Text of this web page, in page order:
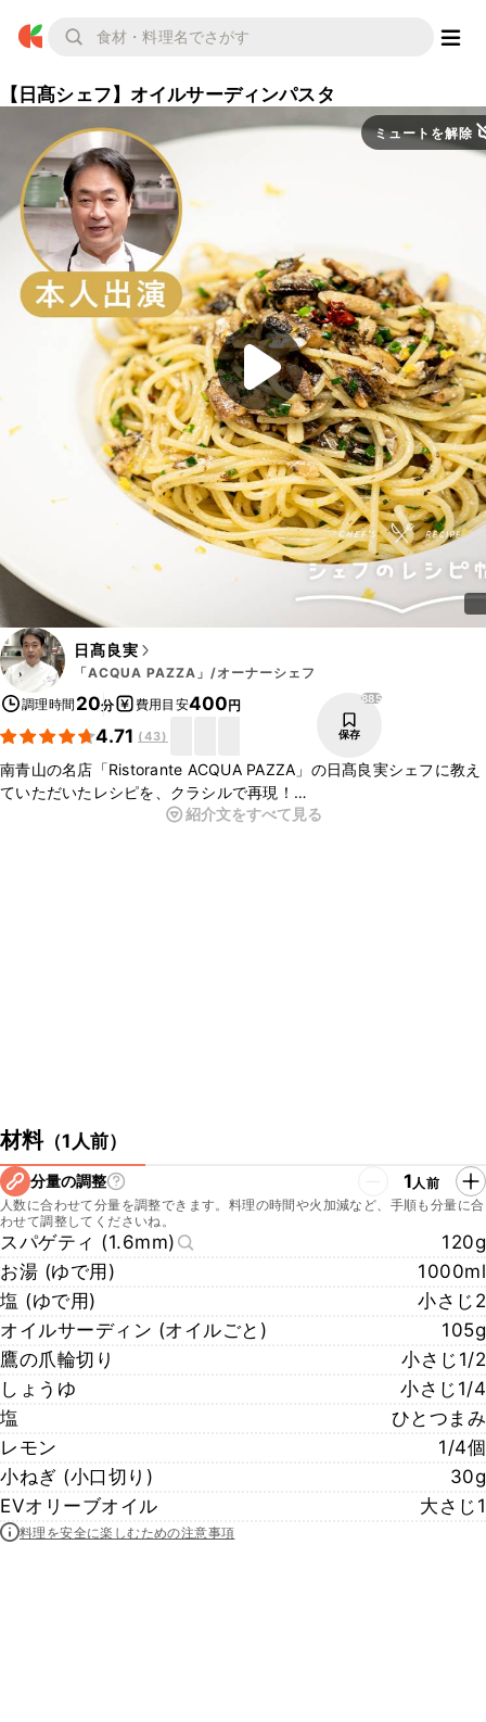
【日髙シェフ】オイルサーディンパスタ
ミュートを解除
日髙良実
「ACQUA PAZZA」/オーナーシェフ
調理時間 20分 費用目安400円
4.71 (43)
885
保存
南青山の名店「Ristorante ACQUA PAZZA」の日髙良実シェフに教え
ていただいたレシピを、クラシルで再現！
今回は、オイルサーディンパスタのご紹介です。日髙シェフ思い出の
ご家庭で作りやすい手順や材料で再現したレシピも公開しております
ので、ぜひチェックしてみてくださいね。
https://www.kurashiru.com/recipes/e8fc8f21-a70f-4713-9429-
fbabdd5662ed
紹介文をすべて見る
材料（1人前）
分量の調整 1人前
人数に合わせて分量を調整できます。料理の時間や火加減など、手順も分量に合
わせて調整してくださいね。
スパゲティ (1.6mm)
120g
お湯 (ゆで用)
1000ml
塩 (ゆで用)
小さじ2
オイルサーディン (オイルごと)
105g
鷹の爪輪切り
小さじ1/2
しょうゆ
小さじ1/4
塩
ひとつまみ
レモン
1/4個
小ねぎ (小口切り)
30g
EVオリーブオイル
大さじ1
料理を安全に楽しむための注意事項